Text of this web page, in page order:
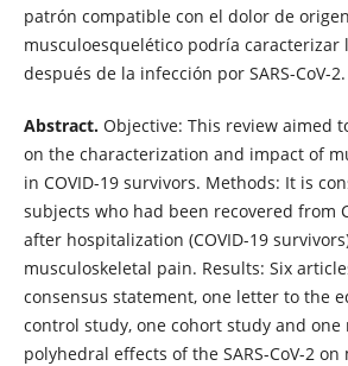
patrón compatible con el dolor de origen
musculoesquelético podría caracterizar
después de la infección por SARS-CoV-2.
Abstract. Objective: This review aimed
on the characterization and impact of
in COVID-19 survivors. Methods: It is
subjects who had been recovered from
after hospitalization (COVID-19
musculoskeletal pain. Results: Six
consensus statement, one letter to the
control study, one cohort study and one
polyhedral effects of the SARS-CoV-2